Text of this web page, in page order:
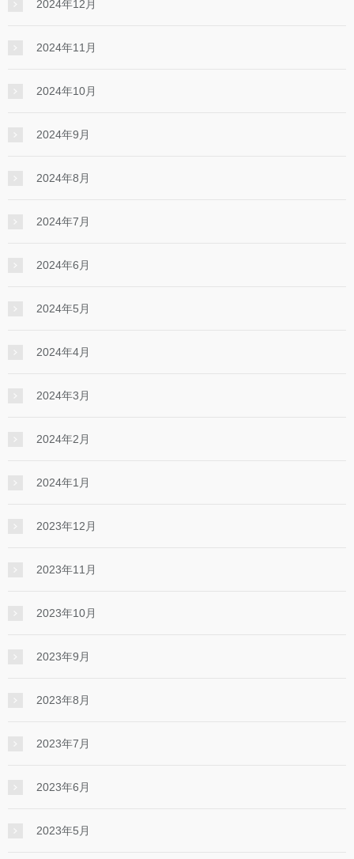
2024年12月
2024年11月
2024年10月
2024年9月
2024年8月
2024年7月
2024年6月
2024年5月
2024年4月
2024年3月
2024年2月
2024年1月
2023年12月
2023年11月
2023年10月
2023年9月
2023年8月
2023年7月
2023年6月
2023年5月